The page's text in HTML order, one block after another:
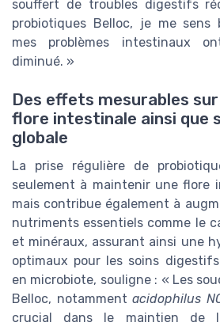
souffert de troubles digestifs
probiotiques Belloc, je me sens
mes problèmes intestinaux
diminué. »
Des effets mesurables
flore intestinale ainsi que
globale
La prise régulière de
seulement à maintenir une flore
mais contribue également à
nutriments essentiels comme le
et minéraux, assurant ainsi une
optimaux pour les soins
en microbiote, souligne : « Les
Belloc, notammentacidophilus
crucial dans le maintien de